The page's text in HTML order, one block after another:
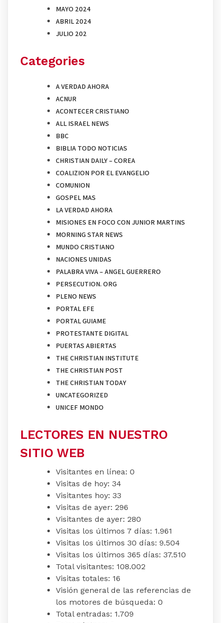
MAYO 2024
ABRIL 2024
JULIO 202
Categories
A VERDAD AHORA
ACNUR
ACONTECER CRISTIANO
ALL ISRAEL NEWS
BBC
BIBLIA TODO NOTICIAS
CHRISTIAN DAILY – COREA
COALIZION POR EL EVANGELIO
COMUNION
GOSPEL MAS
LA VERDAD AHORA
MISIONES EN FOCO CON JUNIOR MARTINS
MORNING STAR NEWS
MUNDO CRISTIANO
NACIONES UNIDAS
PALABRA VIVA – ANGEL GUERRERO
PERSECUTION. ORG
PLENO NEWS
PORTAL EFE
PORTAL GUIAME
PROTESTANTE DIGITAL
PUERTAS ABIERTAS
THE CHRISTIAN INSTITUTE
THE CHRISTIAN POST
THE CHRISTIAN TODAY
UNCATEGORIZED
UNICEF MONDO
LECTORES EN NUESTRO
SITIO WEB
Visitantes en línea: 0
Visitas de hoy: 34
Visitantes hoy: 33
Visitas de ayer: 296
Visitantes de ayer: 280
Visitas los últimos 7 días: 1.961
Visitas los últimos 30 días: 9.504
Visitas los últimos 365 días: 37.510
Total visitantes: 108.002
Visitas totales: 16
Visión general de las referencias de
los motores de búsqueda: 0
Total entradas: 1.709